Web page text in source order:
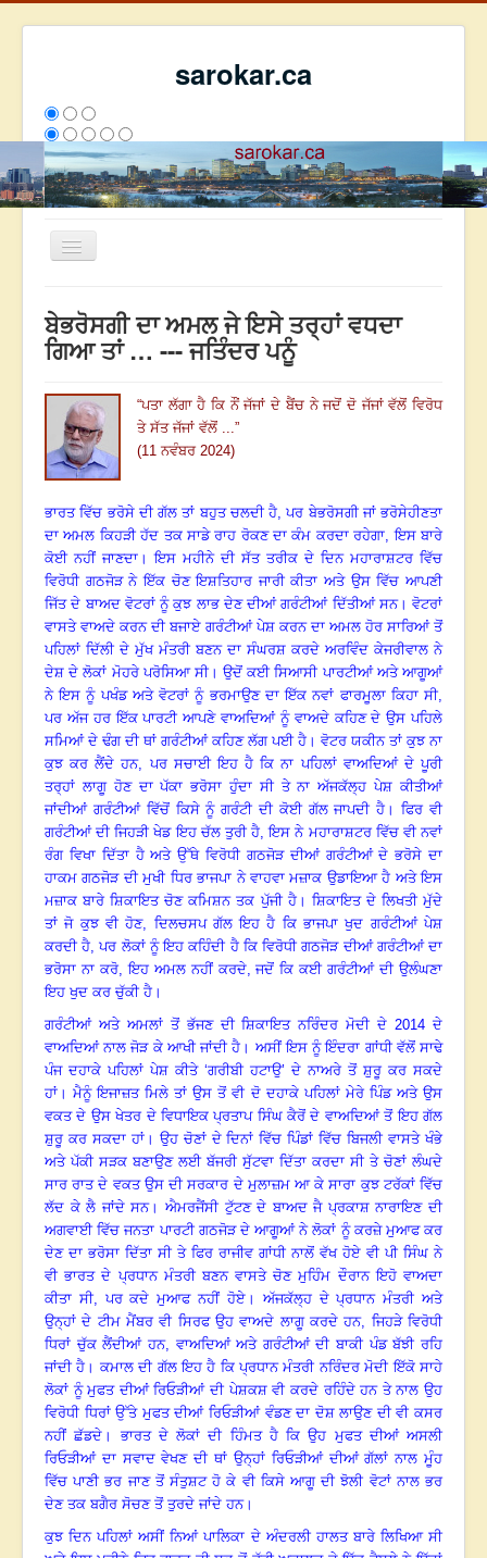
sarokar.ca
Toggle
ਰਚਨਾਵਾਂ
ਸੰਪਰਕ
We have 212 guests and no members online
2799053
ਬੇਭਰੋਸਗੀ ਦਾ ਅਮਲ ਜੇ ਇਸੇ ਤਰ੍ਹਾਂ ਵਧਦਾ
ਗਿਆ ਤਾਂ … --- ਜਤਿੰਦਰ ਪਨੂੰ
“ਪਤਾ ਲੱਗਾ ਹੈ ਕਿ ਨੌਂ ਜੱਜਾਂ ਦੇ ਬੈਂਚ ਨੇ ਜਦੋਂ ਦੋ ਜੱਜਾਂ ਵੱਲੋਂ ਵਿਰੋਧ
ਤੇ ਸੱਤ ਜੱਜਾਂ ਵੱਲੋਂ ...”
(11 ਨਵੰਬਰ 2024)
ਭਾਰਤ ਵਿੱਚ ਭਰੋਸੇ ਦੀ ਗੱਲ ਤਾਂ ਬਹੁਤ ਚਲਦੀ ਹੈ,ਪਰ ਬੇਭਰੋਸਗੀ ਜਾਂ ਭਰੋਸੇਹੀਣਤਾ
ਦਾ ਅਮਲ ਕਿਹੜੀ ਹੱਦ ਤਕ ਸਾਡੇ ਰਾਹ ਰੋਕਣ ਦਾ ਕੰਮ ਕਰਦਾ ਰਹੇਗਾ,ਇਸ ਬਾਰੇ
ਕੋਈ ਨਹੀਂ ਜਾਣਦਾ ।ਇਸ ਮਹੀਨੇ ਦੀ ਸੱਤ ਤਰੀਕ ਦੇ ਦਿਨ ਮਹਾਰਾਸ਼ਟਰ ਵਿੱਚ
ਵਿਰੋਧੀ ਗਠਜੋੜ ਨੇ ਇੱਕ ਚੋਣ ਇਸ਼ਤਿਹਾਰ ਜਾਰੀ ਕੀਤਾ ਅਤੇ ਉਸ ਵਿੱਚ ਆਪਣੀ
ਜਿੱਤ ਦੇ ਬਾਅਦ ਵੋਟਰਾਂ ਨੂੰ ਕੁਝ ਲਾਭ ਦੇਣ ਦੀਆਂ ਗਰੰਟੀਆਂ ਦਿੱਤੀਆਂ ਸਨ। ਵੋਟਰਾਂ
ਵਾਸਤੇ ਵਾਅਦੇ ਕਰਨ ਦੀ ਬਜਾਏ ਗਰੰਟੀਆਂ ਪੇਸ਼ ਕਰਨ ਦਾ ਅਮਲ ਹੋਰ ਸਾਰਿਆਂ ਤੋਂ
ਪਹਿਲਾਂ ਦਿੱਲੀ ਦੇ ਮੁੱਖ ਮੰਤਰੀ ਬਣਨ ਦਾ ਸੰਘਰਸ਼ ਕਰਦੇ ਅਰਵਿੰਦ ਕੇਜਰੀਵਾਲ ਨੇ
ਦੇਸ਼ ਦੇ ਲੋਕਾਂ ਮੋਹਰੇ ਪਰੋਸਿਆ ਸੀ। ਉਦੋਂ ਕਈ ਸਿਆਸੀ ਪਾਰਟੀਆਂ ਅਤੇ ਆਗੂਆਂ
ਨੇ ਇਸ ਨੂੰ ਪਖੰਡ ਅਤੇ ਵੋਟਰਾਂ ਨੂੰ ਭਰਮਾਉਣ ਦਾ ਇੱਕ ਨਵਾਂ ਫਾਰਮੂਲਾ ਕਿਹਾ ਸੀ,
ਪਰ ਅੱਜ ਹਰ ਇੱਕ ਪਾਰਟੀ ਆਪਣੇ ਵਾਅਦਿਆਂ ਨੂੰ ਵਾਅਦੇ ਕਹਿਣ ਦੇ ਉਸ ਪਹਿਲੇ
ਸਮਿਆਂ ਦੇ ਢੰਗ ਦੀ ਥਾਂ ਗਰੰਟੀਆਂ ਕਹਿਣ ਲੱਗ ਪਈ ਹੈ । ਵੋਟਰ ਯਕੀਨ ਤਾਂ ਕੁਝ ਨਾ
ਕੁਝ ਕਰ ਲੈਂਦੇ ਹਨ, ਪਰ ਸਚਾਈ ਇਹ ਹੈ ਕਿ ਨਾ ਪਹਿਲਾਂ ਵਾਅਦਿਆਂ ਦੇ ਪੂਰੀ
ਤਰ੍ਹਾਂ ਲਾਗੂ ਹੋਣ ਦਾ ਪੱਕਾ ਭਰੋਸਾ ਹੁੰਦਾ ਸੀ ਤੇ ਨਾ ਅੱਜਕੱਲ੍ਹ ਪੇਸ਼ ਕੀਤੀਆਂ
ਜਾਂਦੀਆਂ ਗਰੰਟੀਆਂ ਵਿੱਚੋਂ ਕਿਸੇ ਨੂੰ ਗਰੰਟੀ ਦੀ ਕੋਈ ਗੱਲ ਜਾਪਦੀ ਹੈ ।ਫਿਰ ਵੀ
ਗਰੰਟੀਆਂ ਦੀ ਜਿਹੜੀ ਖੇਡ ਇਹ ਚੱਲ ਤੁਰੀ ਹੈ,ਇਸ ਨੇ ਮਹਾਰਾਸ਼ਟਰ ਵਿੱਚ ਵੀ ਨਵਾਂ
ਰੰਗ ਵਿਖਾ ਦਿੱਤਾ ਹੈ ਅਤੇ ਉੱਥੇ ਵਿਰੋਧੀ ਗਠਜੋੜ ਦੀਆਂ ਗਰੰਟੀਆਂ ਦੇ ਭਰੋਸੇ ਦਾ
ਹਾਕਮ ਗਠਜੋੜ ਦੀ ਮੁਖੀ ਧਿਰ ਭਾਜਪਾ ਨੇ ਵਾਹਵਾ ਮਜ਼ਾਕ ਉਡਾਇਆ ਹੈ ਅਤੇ ਇਸ
ਮਜ਼ਾਕ ਬਾਰੇ ਸ਼ਿਕਾਇਤ ਚੋਣ ਕਮਿਸ਼ਨ ਤਕ ਪੁੱਜੀ ਹੈ। ਸ਼ਿਕਾਇਤ ਦੇ ਲਿਖਤੀ ਮੁੱਦੇ
ਤਾਂ ਜੋ ਕੁਝ ਵੀ ਹੋਣ, ਦਿਲਚਸਪ ਗੱਲ ਇਹ ਹੈ ਕਿ ਭਾਜਪਾ ਖੁਦ ਗਰੰਟੀਆਂ ਪੇਸ਼
ਕਰਦੀ ਹੈ,ਪਰ ਲੋਕਾਂ ਨੂੰ ਇਹ ਕਹਿੰਦੀ ਹੈ ਕਿ ਵਿਰੋਧੀ ਗਠਜੋੜ ਦੀਆਂ ਗਰੰਟੀਆਂ ਦਾ
ਭਰੋਸਾ ਨਾ ਕਰੋ,ਇਹ ਅਮਲ ਨਹੀਂ ਕਰਦੇ, ਜਦੋਂ ਕਿ ਕਈ ਗਰੰਟੀਆਂ ਦੀ ਉਲੰਘਣਾ
ਇਹ ਖੁਦ ਕਰ ਚੁੱਕੀ ਹੈ ।
ਗਰੰਟੀਆਂ ਅਤੇ ਅਮਲਾਂ ਤੋਂ ਭੱਜਣ ਦੀ ਸ਼ਿਕਾਇਤ ਨਰਿੰਦਰ ਮੋਦੀ ਦੇ2014 ਦੇ
ਵਾਅਦਿਆਂ ਨਾਲ ਜੋੜ ਕੇ ਆਖੀ ਜਾਂਦੀ ਹੈ । ਅਸੀਂ ਇਸ ਨੂੰ ਇੰਦਰਾ ਗਾਂਧੀ ਵੱਲੋਂ ਸਾਢੇ
ਪੰਜ ਦਹਾਕੇ ਪਹਿਲਾਂ ਪੇਸ਼ ਕੀਤੇ ‘ਗਰੀਬੀ ਹਟਾਉ’ ਦੇ ਨਾਅਰੇ ਤੋਂ ਸ਼ੁਰੂ ਕਰ ਸਕਦੇ
ਹਾਂ । ਮੈਨੂੰ ਇਜਾਜ਼ਤ ਮਿਲੇ ਤਾਂ ਉਸ ਤੋਂ ਵੀ ਦੋ ਦਹਾਕੇ ਪਹਿਲਾਂ ਮੇਰੇ ਪਿੰਡ ਅਤੇ ਉਸ
ਵਕਤ ਦੇ ਉਸ ਖੇਤਰ ਦੇ ਵਿਧਾਇਕ ਪ੍ਰਤਾਪ ਸਿੰਘ ਕੈਰੋਂ ਦੇ ਵਾਅਦਿਆਂ ਤੋਂ ਇਹ ਗੱਲ
ਸ਼ੁਰੂ ਕਰ ਸਕਦਾ ਹਾਂ। ਉਹ ਚੋਣਾਂ ਦੇ ਦਿਨਾਂ ਵਿੱਚ ਪਿੰਡਾਂ ਵਿੱਚ ਬਿਜਲੀ ਵਾਸਤੇ ਖੰਭੇ
ਅਤੇ ਪੱਕੀ ਸੜਕ ਬਣਾਉਣ ਲਈ ਬੱਜਰੀ ਸੁੱਟਵਾ ਦਿੱਤਾ ਕਰਦਾ ਸੀ ਤੇ ਚੋਣਾਂ ਲੰਘਦੇ
ਸਾਰ ਰਾਤ ਦੇ ਵਕਤ ਉਸ ਦੀ ਸਰਕਾਰ ਦੇ ਮੁਲਾਜ਼ਮ ਆ ਕੇ ਸਾਰਾ ਕੁਝ ਟਰੱਕਾਂ ਵਿੱਚ
ਲੱਦ ਕੇ ਲੈ ਜਾਂਦੇ ਸਨ। ਐਮਰਜੈਂਸੀ ਟੁੱਟਣ ਦੇ ਬਾਅਦ ਜੈ ਪ੍ਰਕਾਸ਼ ਨਾਰਾਇਣ ਦੀ
ਅਗਵਾਈ ਵਿੱਚ ਜਨਤਾ ਪਾਰਟੀ ਗਠਜੋੜ ਦੇ ਆਗੂਆਂ ਨੇ ਲੋਕਾਂ ਨੂੰ ਕਰਜ਼ੇ ਮੁਆਫ ਕਰ
ਦੇਣ ਦਾ ਭਰੋਸਾ ਦਿੱਤਾ ਸੀ ਤੇ ਫਿਰ ਰਾਜੀਵ ਗਾਂਧੀ ਨਾਲੋਂ ਵੱਖ ਹੋਏ ਵੀ ਪੀ ਸਿੰਘ ਨੇ
ਵੀ ਭਾਰਤ ਦੇ ਪ੍ਰਧਾਨ ਮੰਤਰੀ ਬਣਨ ਵਾਸਤੇ ਚੋਣ ਮੁਹਿੰਮ ਦੌਰਾਨ ਇਹੋ ਵਾਅਦਾ
ਕੀਤਾ ਸੀ, ਪਰ ਕਦੇ ਮੁਆਫ ਨਹੀਂ ਹੋਏ। ਅੱਜਕੱਲ੍ਹ ਦੇ ਪ੍ਰਧਾਨ ਮੰਤਰੀ ਅਤੇ
ਉਨ੍ਹਾਂ ਦੇ ਟੀਮ ਮੈਂਬਰ ਵੀ ਸਿਰਫ ਉਹ ਵਾਅਦੇ ਲਾਗੂ ਕਰਦੇ ਹਨ, ਜਿਹੜੇ ਵਿਰੋਧੀ
ਧਿਰਾਂ ਚੁੱਕ ਲੈਂਦੀਆਂ ਹਨ, ਵਾਅਦਿਆਂ ਅਤੇ ਗਰੰਟੀਆਂ ਦੀ ਬਾਕੀ ਪੰਡ ਬੱਝੀ ਰਹਿ
ਜਾਂਦੀ ਹੈ । ਕਮਾਲ ਦੀ ਗੱਲ ਇਹ ਹੈ ਕਿ ਪ੍ਰਧਾਨ ਮੰਤਰੀ ਨਰਿੰਦਰ ਮੋਦੀ ਇੱਕੋ ਸਾਹੇ
ਲੋਕਾਂ ਨੂੰ ਮੁਫਤ ਦੀਆਂ ਰਿਓੜੀਆਂ ਦੀ ਪੇਸ਼ਕਸ਼ ਵੀ ਕਰਦੇ ਰਹਿੰਦੇ ਹਨ ਤੇ ਨਾਲ ਉਹ
ਵਿਰੋਧੀ ਧਿਰਾਂ ਉੱਤੇ ਮੁਫਤ ਦੀਆਂ ਰਿਓੜੀਆਂ ਵੰਡਣ ਦਾ ਦੋਸ਼ ਲਾਉਣ ਦੀ ਵੀ ਕਸਰ
ਨਹੀਂ ਛੱਡਦੇ । ਭਾਰਤ ਦੇ ਲੋਕਾਂ ਦੀ ਹਿੰਮਤ ਹੈ ਕਿ ਉਹ ਮੁਫਤ ਦੀਆਂ ਅਸਲੀ
ਰਿਓੜੀਆਂ ਦਾ ਸਵਾਦ ਵੇਖਣ ਦੀ ਥਾਂ ਉਨ੍ਹਾਂ ਰਿਓੜੀਆਂ ਦੀਆਂ ਗੱਲਾਂ ਨਾਲ ਮੂੰਹ
ਵਿੱਚ ਪਾਣੀ ਭਰ ਜਾਣ ਤੋਂ ਸੰਤੁਸ਼ਟ ਹੋ ਕੇ ਵੀ ਕਿਸੇ ਆਗੂ ਦੀ ਝੋਲੀ ਵੋਟਾਂ ਨਾਲ ਭਰ
ਦੇਣ ਤਕ ਬਗੈਰ ਸੋਚਣ ਤੋਂ ਤੁਰਦੇ ਜਾਂਦੇ ਹਨ।
ਕੁਝ ਦਿਨ ਪਹਿਲਾਂ ਅਸੀਂ ਨਿਆਂ ਪਾਲਿਕਾ ਦੇ ਅੰਦਰਲੀ ਹਾਲਤ ਬਾਰੇ ਲਿਖਿਆ ਸੀ